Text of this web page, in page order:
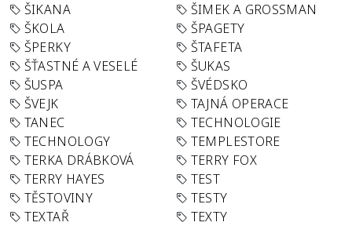
ŠIKANA
ŠIMEK A GROSSMAN
ŠKOLA
ŠPAGETY
ŠPERKY
ŠTAFETA
ŠŤASTNÉ A VESELÉ
ŠUKAS
ŠUSPA
ŠVÉDSKO
ŠVEJK
TAJNÁ OPERACE
TANEC
TECHNOLOGIE
TECHNOLOGY
TEMPLESTORE
TERKA DRÁBKOVÁ
TERRY FOX
TERRY HAYES
TEST
TĚSTOVINY
TESTY
TEXTAŘ
TEXTY